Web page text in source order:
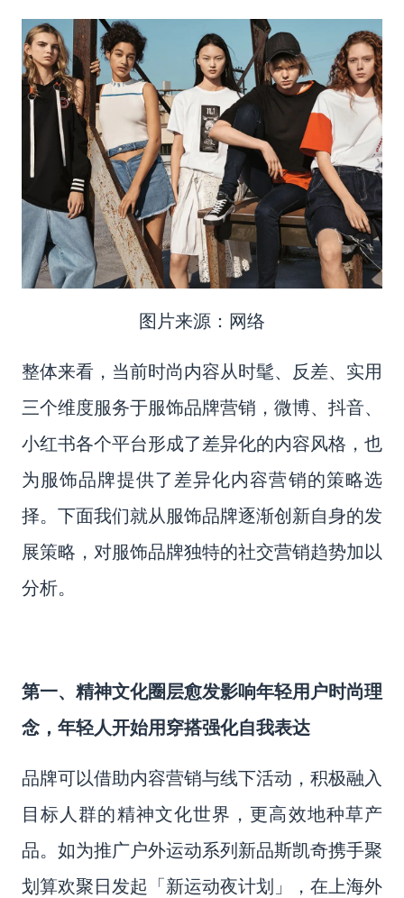
图片来源：网络
整体来看，当前时尚内容从时髦、反差、实用
三个维度服务于服饰品牌营销，微博、抖音、
小红书各个平台形成了差异化的内容风格，也
为服饰品牌提供了差异化内容营销的策略选
择。 下面我们就从服饰品牌逐渐创新自身的发
展策略， 对服饰品牌独特的社交营销趋势加以
分析。
第一、精神文化圈层愈发影响年轻用户时尚理
念，年轻人开始用穿搭强化自我表达
品牌可以借助内容营销与线下活动，积极融入
目标人群的精神文化世界，更高效地种草产
品。如为推广户外运动系列新品斯凯奇携手聚
划算欢聚日发起「新运动夜计划」，在上海外